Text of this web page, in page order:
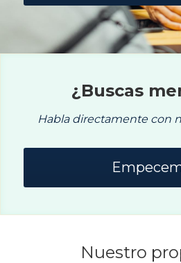
¿Buscas
Habla directamente con
Nuestro